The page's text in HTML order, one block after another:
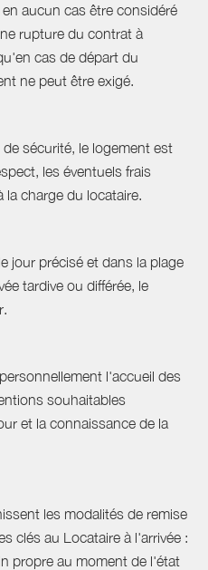
aucun cas être considéré
rupture du contrat à
cas de départ du
ne peut être exigé.
sécurité, le logement est
les éventuels frais
la charge du locataire.
jour précisé et dans la plage
tardive ou différée, le
l'accueil des
souhaitables
et la connaissance de la
les modalités de remise
clés au Locataire à l'arrivée :
propre au moment de l'état